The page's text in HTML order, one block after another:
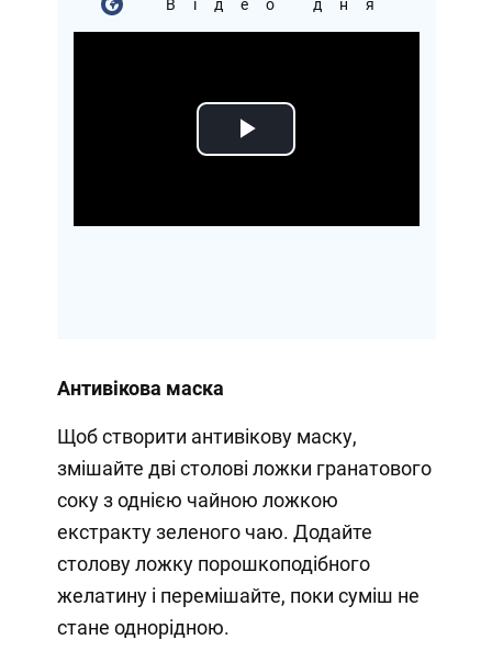
Відео дня
Play
Антивікова маска
Щоб створити антивікову маску,
змішайте дві столові ложки гранатового
соку з однією чайною ложкою
екстракту зеленого чаю. Додайте
столову ложку порошкоподібного
желатину і перемішайте, поки суміш не
стане однорідною.